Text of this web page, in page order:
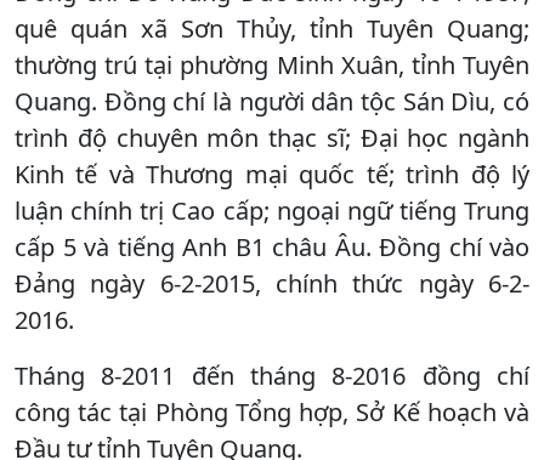
quê quán xã Sơn Thủy, tỉnh Tuyên Quang;
thường trú tại phường Minh Xuân, tỉnh Tuyên
Quang. Đồng chí là người dân tộc Sán Dìu, có
trình độ chuyên môn thạc sĩ; Đại học ngành
Kinh tế và Thương mại quốc tế; trình độ lý
luận chính trị Cao cấp; ngoại ngữ tiếng Trung
cấp 5 và tiếng Anh B1 châu Âu. Đồng chí vào
Đảng ngày 6-2-2015, chính thức ngày 6-2-
2016.
Tháng 8-2011 đến tháng 8-2016 đồng chí
công tác tại Phòng Tổng hợp, Sở Kế hoạch và
Đầu tư tỉnh Tuyên Quang.